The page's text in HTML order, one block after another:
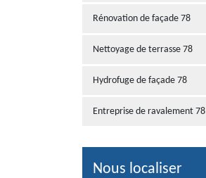
Rénovation de façade 78
Nettoyage de terrasse 78
Hydrofuge de façade 78
Entreprise de ravalement 78
Nous localiser